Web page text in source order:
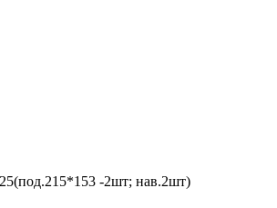
-2шт; нав.2шт)